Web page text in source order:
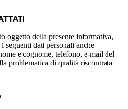
oggetto della presente informativa,
seguenti dati personali anche
e cognome, telefono, e-mail del
problematica di qualità riscontrata.